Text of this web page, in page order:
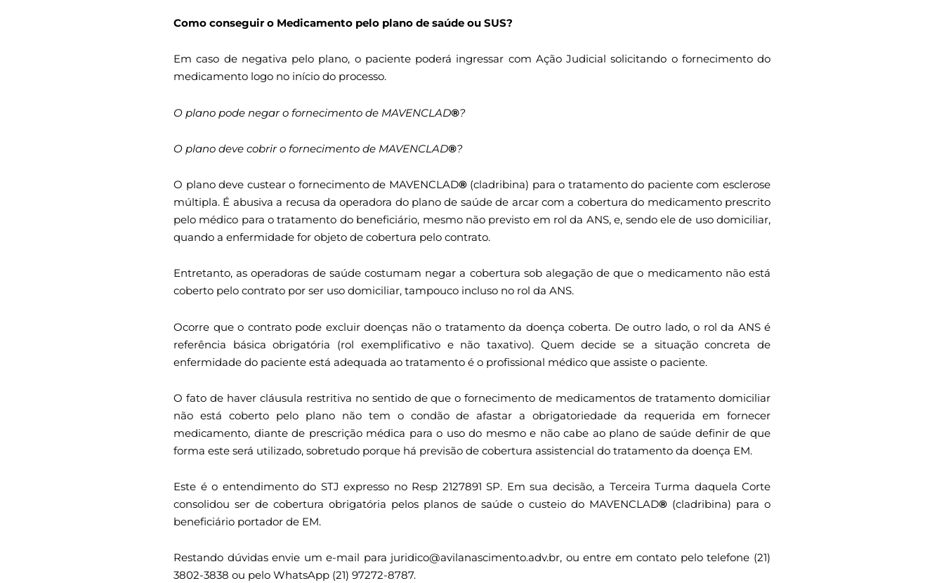
Como conseguir o Medicamento pelo plano de saúde ou SUS?
Em caso de negativa pelo plano, o paciente poderá ingressar com Ação Judicial solicitando o fornecimento do
medicamento logo no início do processo.
O plano pode negar o fornecimento de MAVENCLAD®?
O plano deve cobrir o fornecimento de MAVENCLAD®?
O plano deve custear o fornecimento de MAVENCLAD®(cladribina) para o tratamento do paciente com esclerose
múltipla. É abusiva a recusa da operadora do plano de saúde de arcar com a cobertura do medicamento prescrito
pelo médico para o tratamento do beneficiário, mesmo não previsto em rol da ANS, e, sendo ele de uso domiciliar,
quando a enfermidade for objeto de cobertura pelo contrato.
Entretanto, as operadoras de saúde costumam negar a cobertura sob alegação de que o medicamento não está
coberto pelo contrato por ser uso domiciliar, tampouco incluso no rol da ANS.
Ocorre que o contrato pode excluir doenças não o tratamento da doença coberta. De outro lado, o rol da ANS é
referência básica obrigatória (rol exemplificativo e não taxativo). Quem decide se a situação concreta de
enfermidade do paciente está adequada ao tratamento é o profissional médico que assiste o paciente.
O fato de haver cláusula restritiva no sentido de que o fornecimento de medicamentos de tratamento domiciliar
não está coberto pelo plano não tem o condão de afastar a obrigatoriedade da requerida em fornecer
medicamento, diante de prescrição médica para o uso do mesmo e não cabe ao plano de saúde definir de que
forma este será utilizado, sobretudo porque há previsão de cobertura assistencial do tratamento da doença EM.
Este é o entendimento do STJ expresso no Resp 2127891 SP. Em sua decisão, a Terceira Turma daquela Corte
consolidou ser de cobertura obrigatória pelos planos de saúde o custeio do MAVENCLAD® (cladribina) para o
beneficiário portador de EM.
Restando dúvidas envie um e-mail para juridico@avilanascimento.adv.br, ou entre em contato pelo telefone (21)
3802-3838 ou pelo WhatsApp (21) 97272-8787.